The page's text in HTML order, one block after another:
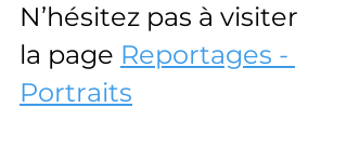
N’hésitez pas à visiter
la page Reportages -
Portraits